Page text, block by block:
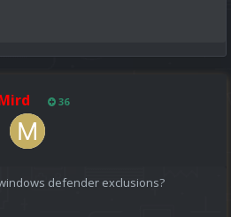
36
defender exclusions?